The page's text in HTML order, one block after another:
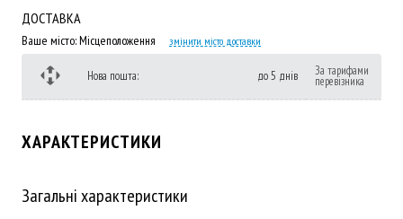
ДОСТАВКА
Ваше місто:Місцеположення змінити місто доставки
Нова пошта: до 5 днів За тарифами
перевізника
ХАРАКТЕРИСТИКИ
Загальні характеристики